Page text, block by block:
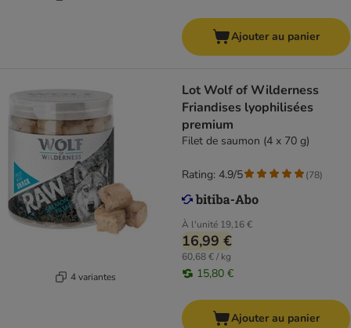
Ajouter au panier
4 variantes
Lot Wolf of Wilderness
Friandises lyophilisées
premium
Filet de saumon (4 x 70 g)
À l'unité 19,16 €
16,99 €
60,68 € / kg
15,80 €
Rating: 4.9/5 (78)
Ajouter au panier